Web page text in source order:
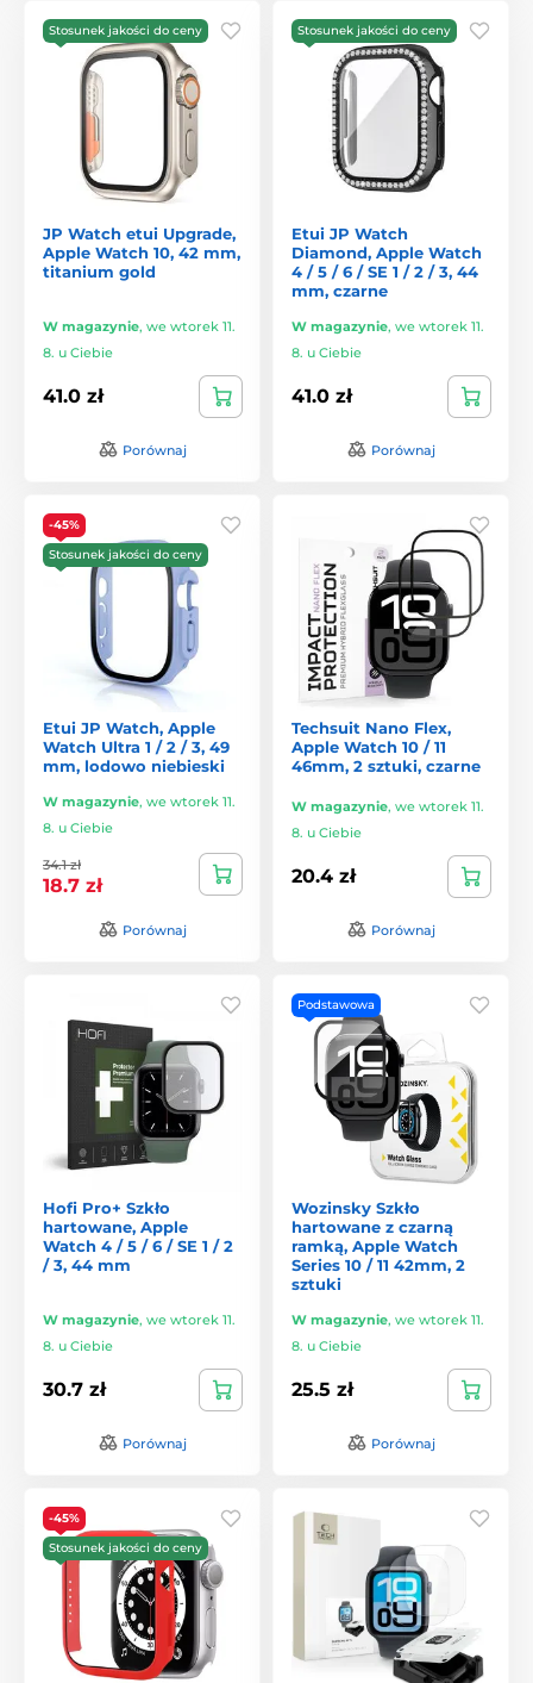
Stosunek jakości do ceny
JP Watch etui Upgrade,
Apple Watch 10, 42 mm,
titanium gold
W magazynie, we wtorek 11.
8. u Ciebie
41.0 zł
Porównaj
Stosunek jakości do ceny
Etui JP Watch
Diamond, Apple Watch
4 / 5 / 6 / SE 1 / 2 / 3, 44
mm, czarne
W magazynie, we wtorek 11.
8. u Ciebie
41.0 zł
Porównaj
-45%
Stosunek jakości do ceny
Etui JP Watch, Apple
Watch Ultra 1 / 2 / 3, 49
mm, lodowo niebieski
W magazynie, we wtorek 11.
8. u Ciebie
34.1 zł
18.7 zł
Porównaj
Techsuit Nano Flex,
Apple Watch 10 / 11
46mm, 2 sztuki, czarne
W magazynie, we wtorek 11.
8. u Ciebie
20.4 zł
Porównaj
Hofi Pro+ Szkło
hartowane, Apple
Watch 4 / 5 / 6 / SE 1 / 2
/ 3, 44 mm
W magazynie, we wtorek 11.
8. u Ciebie
30.7 zł
Porównaj
Podstawowa
Wozinsky Szkło
hartowane z czarną
ramką, Apple Watch
Series 10 / 11 42mm, 2
sztuki
W magazynie, we wtorek 11.
8. u Ciebie
25.5 zł
Porównaj
-45%
Stosunek jakości do ceny